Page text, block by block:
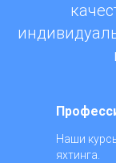
Наши
яхтинга.